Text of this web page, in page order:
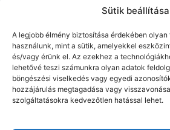
Sütik beállítása
A legjobb élmény biztosítása érdekében
használunk, mint a sütik, amelyekkel
és/vagy érünk el. Az ezekhez a
lehetővé teszi számunkra olyan adatok
böngészési viselkedés vagy egyedi
hozzájárulás megtagadása vagy
szolgáltatásokra kedvezőtlen hatással lehet.